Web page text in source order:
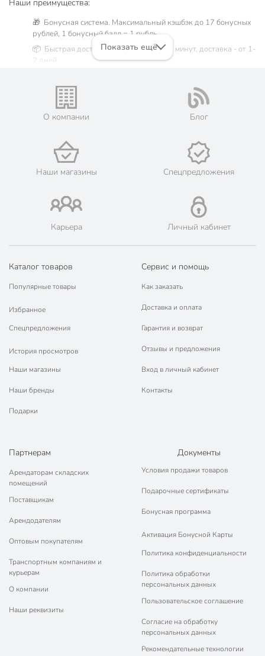
Наши преимущества:
🎁 Бонусная система. Максимальный кэшбэк до 17 бонусных
рублей, 1 бонусный балл = 1 рубль.
📦 Быстрая доставка. Самовывоз от 60 минут, доставка - от 1-
2 дней.
Жители Московской области могут сделать заказ и оплатить
его онлайн на официальном сайте сети магазинов Порядок.
💳 Оплата: онлайн на сайте интернет-гипермаркета или
🛍 Скидки, акции, распродажи каждый день!
📜 Только оригинальная продукция. Интернет-гипермаркет
Порядок - официальный представитель ведущих мировых
марок.
Показать ещё
О компании Блог
Наши магазины Спецпредложения
Карьера Личный кабинет
Каталог товаров
Популярные товары
Избранное
Спецпредложения
История просмотров
Наши магазины
Наши бренды
Подарки
Сервис и помощь
Как заказать
Доставка и оплата
Гарантия и возврат
Отзывы и предложения
Вход в личный кабинет
Контакты
Партнерам
Арендаторам складских
помещений
Поставщикам
Арендодателям
Оптовым покупателям
Транспортным компаниям и
курьерам
О компании
Наши реквизиты
Документы
Условия продажи товаров
Подарочные сертификаты
Бонусная программа
Активация Бонусной Карты
Политика конфиденциальности
Политика обработки
персональных данных
Пользовательское соглашение
Согласие на обработку
персональных данных
Рекомендательные технологии